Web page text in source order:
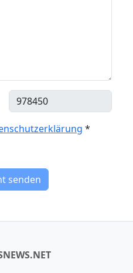
*
senden